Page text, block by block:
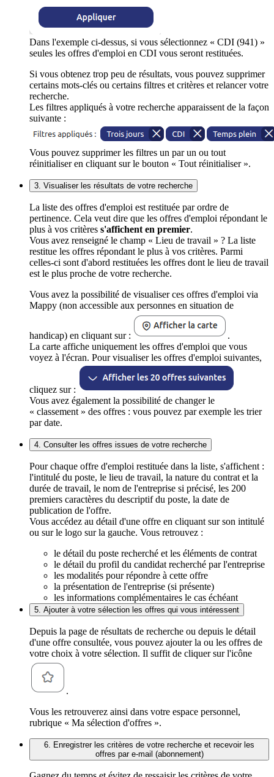
Dans l'exemple ci-dessus, si vous sélectionnez « CDI (941) »
seules les offres d'emploi en CDI vous seront restituées.
Si vous obtenez trop peu de résultats, vous pouvez supprimer
certains mots-clés ou certains filtres et critères et relancer votre
recherche.
Les filtres appliqués à votre recherche apparaissent de la façon
suivante :
Vous pouvez supprimer les filtres un par un ou tout
réinitialiser en cliquant sur le bouton « Tout réinitialiser ».
3. Visualiser les résultats de votre recherche
La liste des offres d'emploi est restituée par ordre de
pertinence. Cela veut dire que les offres d'emploi répondant le
plus à vos critères s'affichent en premier.
Vous avez renseigné le champ « Lieu de travail » ? La liste
restitue les offres répondant le plus à vos critères. Parmi
celles-ci sont d'abord restituées les offres dont le lieu de travail
est le plus proche de votre recherche.
Vous avez la possibilité de visualiser ces offres d'emploi via
Mappy (non accessible aux personnes en situation de
handicap) en cliquant sur :
.
La carte affiche uniquement les offres d'emploi que vous
voyez à l'écran. Pour visualiser les offres d'emploi suivantes,
cliquez sur :
Vous avez également la possibilité de changer le
« classement » des offres : vous pouvez par exemple les trier
par date.
4. Consulter les offres issues de votre recherche
Pour chaque offre d'emploi restituée dans la liste, s'affichent :
l'intitulé du poste, le lieu de travail, la nature du contrat et la
durée de travail, le nom de l'entreprise si précisé, les 200
premiers caractères du descriptif du poste, la date de
publication de l'offre.
Vous accédez au détail d'une offre en cliquant sur son intitulé
ou sur le logo sur la gauche. Vous retrouvez :
le détail du poste recherché et les éléments de contrat
le détail du profil du candidat recherché par l'entreprise
les modalités pour répondre à cette offre
la présentation de l'entreprise (si présente)
les informations complémentaires le cas échéant
5. Ajouter à votre sélection les offres qui vous intéressent
Depuis la page de résultats de recherche ou depuis le détail
d'une offre consultée, vous pouvez ajouter la ou les offres de
votre choix à votre sélection. Il suffit de cliquer sur l'icône
.
Vous les retrouverez ainsi dans votre espace personnel,
rubrique « Ma sélection d'offres ».
6. Enregistrer les critères de votre recherche et recevoir les
offres par e-mail (abonnement)